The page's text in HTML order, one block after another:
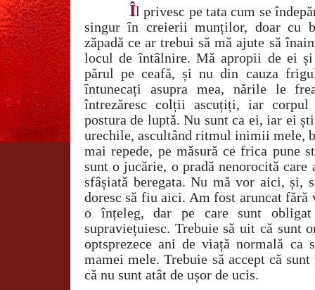
Îl privesc pe tata cum se
singur în creierii munților, doar cu
zăpadă ce ar trebui să mă ajute să
locul de întâlnire. Mă apropii de ei
părul pe ceafă, și nu din cauza
întunecați asupra mea, nările le
întrezăresc colții ascuțiți, iar corpul
postura de luptă. Nu sunt ca ei, iar ei
urechile, ascultând ritmul inimii mele,
mai repede, pe măsură ce frica pune
sunt o jucărie, o pradă nenorocită
sfâșiată beregata. Nu mă vor aici, și,
doresc să fiu aici. Am fost aruncat fără
o înțeleg, dar pe care sunt
supraviețuiesc. Trebuie să uit că sunt
optsprezece ani de viață normală ca
mamei mele. Trebuie să accept că
că nu sunt atât de ușor de ucis.